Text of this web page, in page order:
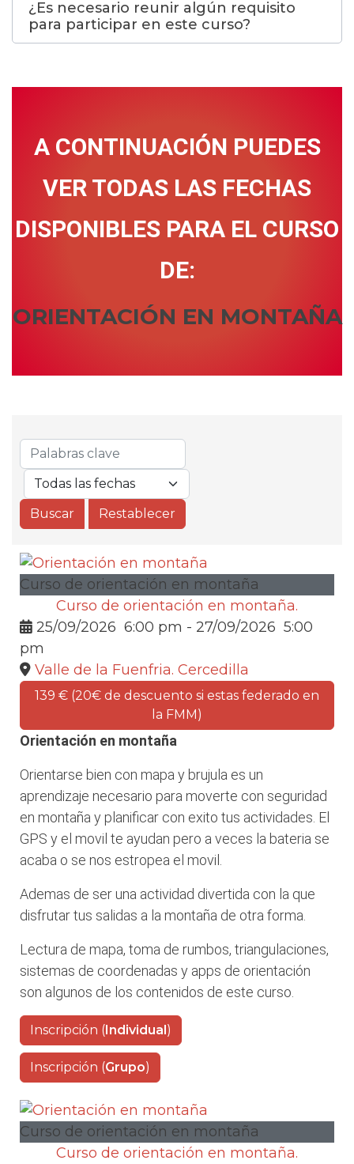
¿Es necesario reunir algún requisito
para participar en este curso?
A CONTINUACIÓN PUEDES
VER TODAS LAS FECHAS
DISPONIBLES PARA EL CURSO
DE:
ORIENTACIÓN EN MONTAÑA
Curso de orientación en montaña
Curso de orientación en montaña.
25/09/2026 6:00 pm - 27/09/2026 5:00
pm
Valle de la Fuenfria. Cercedilla
139 € (20€ de descuento si estas federado en
la FMM)
Orientación en montaña
Orientarse bien con mapa y brujula es un
aprendizaje necesario para moverte con seguridad
en montaña y planificar con exito tus actividades. El
GPS y el movil te ayudan pero a veces la bateria se
acaba o se nos estropea el movil.
Ademas de ser una actividad divertida con la que
disfrutar tus salidas a la montaña de otra forma.
Lectura de mapa, toma de rumbos, triangulaciones,
sistemas de coordenadas y apps de orientación
son algunos de los contenidos de este curso.
Inscripción (Individual)
Inscripción (Grupo)
Curso de orientación en montaña
Curso de orientación en montaña.